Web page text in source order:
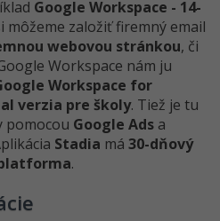
Google Workspace - 14-
môžeme založiť firemný email
webovou stránkou, či
Workspace nám ju
Workspace for
verzia pre školy. Tiež je tu
pomocou Google Ads a
Stadia má 30-dňový
.